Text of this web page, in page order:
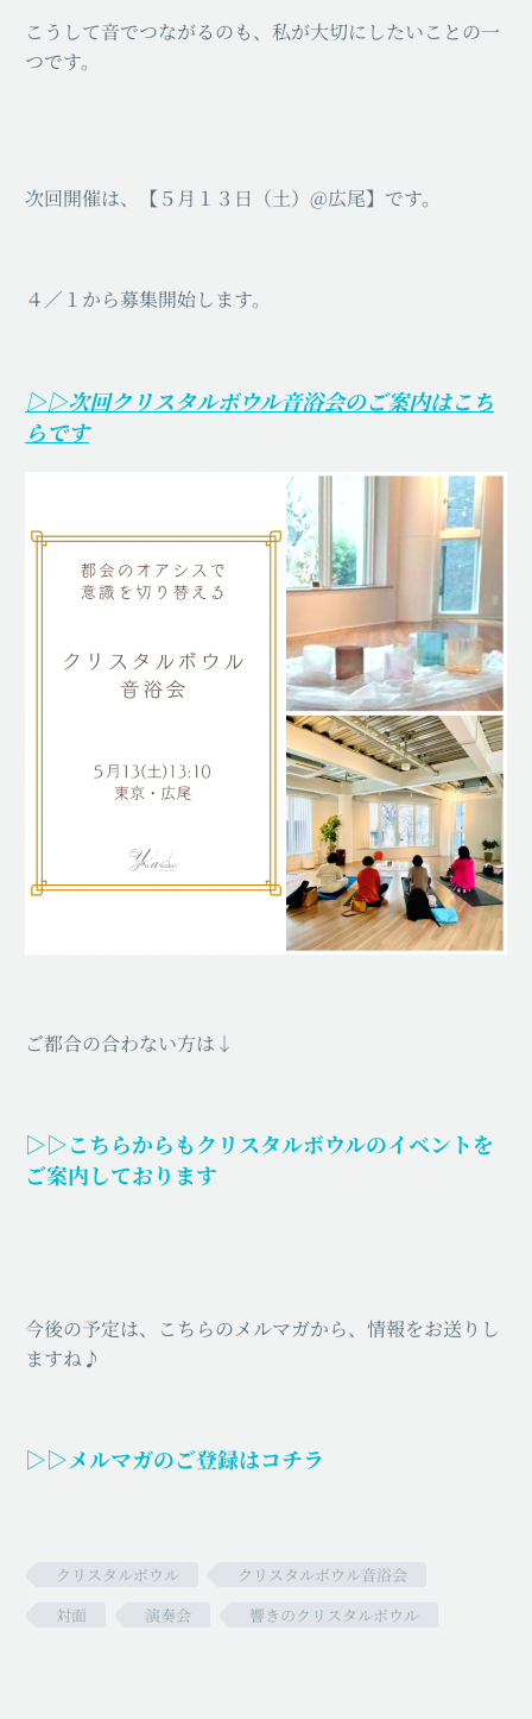
こうして音でつながるのも、私が大切にしたいことの一
つです。
次回開催は、【５月１３日（土）@広尾】です。
４／１から募集開始します。
▷▷次回クリスタルボウル音浴会のご案内はこち
らです
ご都合の合わない方は↓
▷▷こちらからもクリスタルボウルのイベントを
ご案内しております
今後の予定は、こちらのメルマガから、情報をお送りし
ますね♪
▷▷メルマガのご登録はコチラ
クリスタルボウル
クリスタルボウル音浴会
対面
演奏会 響きのクリスタルボウル